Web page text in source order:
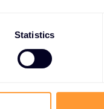
Statistics